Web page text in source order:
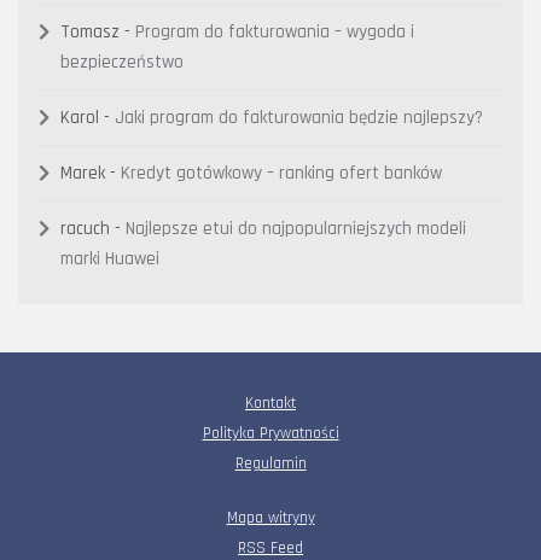
Tomasz - Program do fakturowania – wygoda i
bezpieczeństwo
Karol - Jaki program do fakturowania będzie najlepszy?
Marek - Kredyt gotówkowy – ranking ofert banków
racuch - Najlepsze etui do najpopularniejszych modeli
marki Huawei
Kontakt
Polityka Prywatności
Regulamin
Mapa witryny
RSS Feed